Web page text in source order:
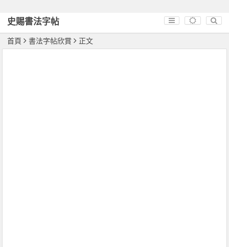
史賜書法字帖
首頁 書法字帖欣賞 正文